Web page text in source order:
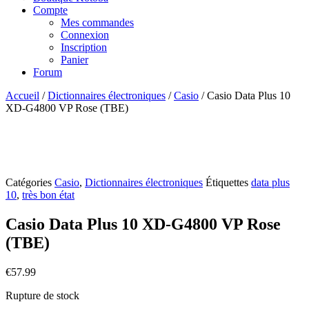
Compte
Mes commandes
Connexion
Inscription
Panier
Forum
Accueil /Dictionnaires électroniques /Casio / Casio Data Plus 10
XD-G4800 VP Rose (TBE)
Catégories Casio, Dictionnaires électroniques Étiquettes data plus
10, très bon état
Casio Data Plus 10 XD-G4800 VP Rose
(TBE)
€57.99
Rupture de stock